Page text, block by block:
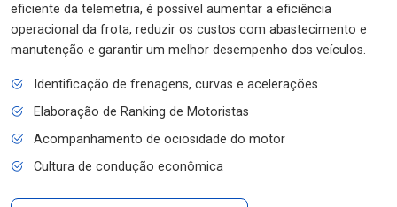
eficiente da telemetria, é possível aumentar a eficiência
operacional da frota, reduzir os custos com abastecimento e
manutenção e garantir um melhor desempenho dos veículos.
Identificação de frenagens, curvas e acelerações
Elaboração de Ranking de Motoristas
Acompanhamento de ociosidade do motor
Cultura de condução econômica